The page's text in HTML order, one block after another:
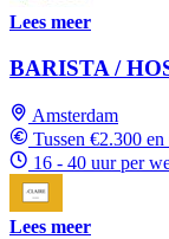
Lees meer
BARISTA /
Amsterdam
Tussen €2.300
16 - 40 uur per
Lees meer